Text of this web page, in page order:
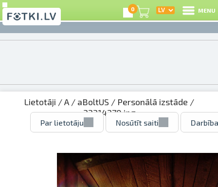
0 MENU
Lietotāji /A / aBoltUS / Personālā izstāde /
32314270.jpg
Par lietotāju Nosūtīt saiti